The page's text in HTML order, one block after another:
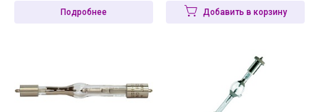
Подробнее Добавить в корзину